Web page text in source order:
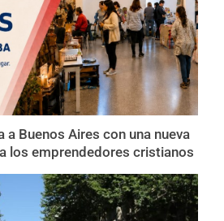
a Buenos Aires con una nueva
los emprendedores cristianos